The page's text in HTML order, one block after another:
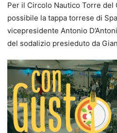
Per il Circolo Nautico Torre del
possibile la tappa torrese di
vicepresidente Antonio
del sodalizio presieduto da